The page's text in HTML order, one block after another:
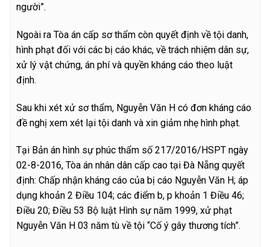
người”.
Ngoài ra Tòa án cấp sơ thẩm còn quyết định về tội danh,
hình phạt đối với các bị cáo khác, về trách nhiệm dân sự,
xử lý vật chứng, án phí và quyền kháng cáo theo luật
định.
Sau khi xét xử sơ thẩm, Nguyễn Văn H có đơn kháng cáo
đề nghị xem xét lại tội danh và xin giảm nhẹ hình phạt.
Tại Bản án hình sự phúc thẩm số 217/2016/HSPT ngày
02-8-2016, Tòa án nhân dân cấp cao tại Đà Nẵng quyết
định: Chấp nhận kháng cáo của bị cáo Nguyễn Văn H; áp
dụng khoản 2 Điều 104; các điểm b, p khoản 1 Điều 46;
Điều 20; Điều 53 Bộ luật Hình sự năm 1999, xử phạt
Nguyễn Văn H 03 năm tù về tội “Cố ý gây thương tích”.